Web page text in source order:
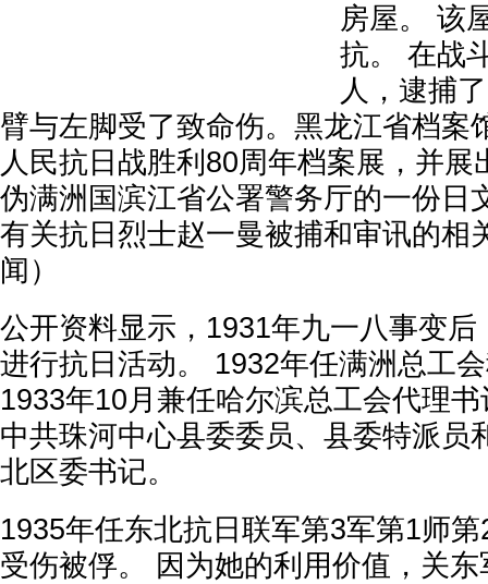
房屋。 该
抗。 在战
人，逮捕
臂与左脚受了致命伤。黑龙江省档案
人民抗日战胜利80周年档案展，并展
伪满洲国滨江省公署警务厅的一份日
有关抗日烈士赵一曼被捕和审讯的相
闻）
公开资料显示，1931年九一八事变
进行抗日活动。 1932年任满洲总工
1933年10月兼任哈尔滨总工会代理
中共珠河中心县委委员、县委特派员
北区委书记。
1935年任东北抗日联军第3军第1师
受伤被俘。 因为她的利用价值，关